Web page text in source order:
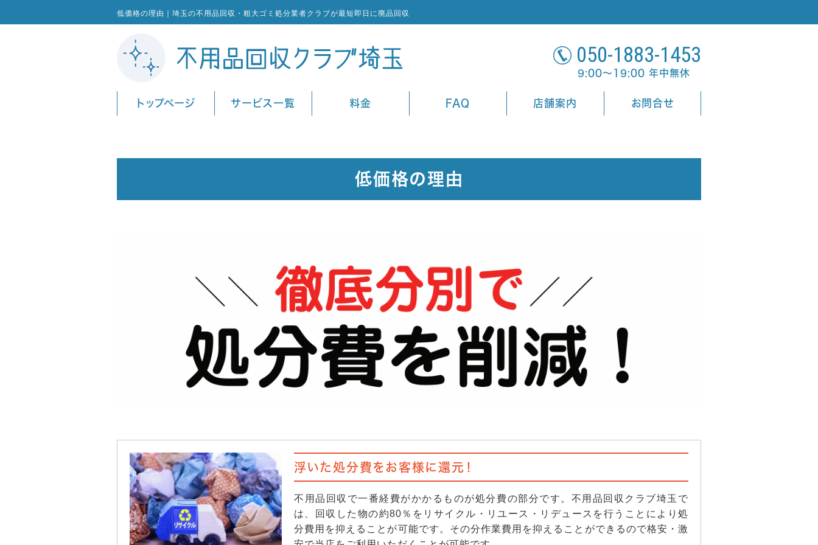
低価格の理由｜埼玉の不用品回収・粗大ゴミ処分業者クラブが最短即日に廃品回収
050-1883-1453
9:00～19:00 年中無休
トップページ サービス一覧 料金 FAQ 店舗案内 お問合せ
低価格の理由
浮いた処分費をお客様に還元！
不用品回収で一番経費がかかるものが処分費の部分です。不用品回収クラブ埼玉で
は、回収した物の約80％をリサイクル・リユース・リデュースを行うことにより処
分費用を抑えることが可能です。その分作業費用を抑えることができるので格安・激